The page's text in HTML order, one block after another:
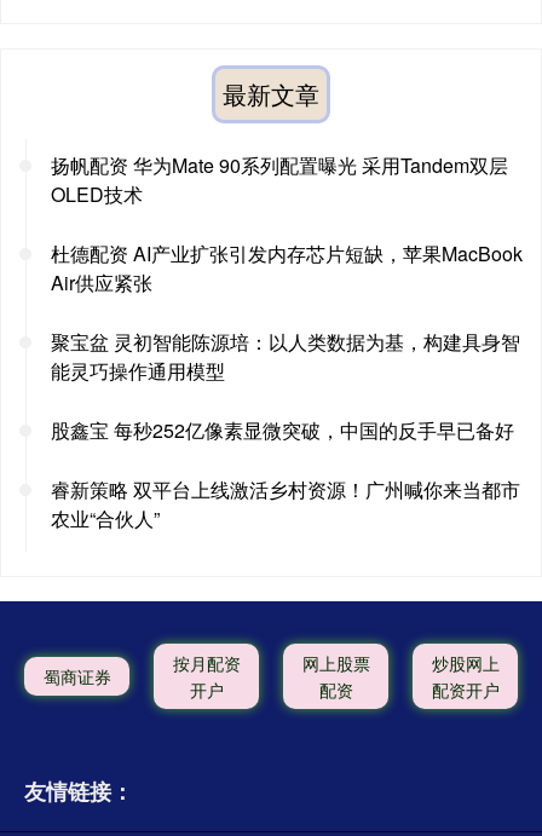
最新文章
扬帆配资 华为Mate 90系列配置曝光 采用Tandem双层
OLED技术
杜德配资 AI产业扩张引发内存芯片短缺，苹果MacBook
Air供应紧张
聚宝盆 灵初智能陈源培：以人类数据为基，构建具身智
能灵巧操作通用模型
股鑫宝 每秒252亿像素显微突破，中国的反手早已备好
睿新策略 双平台上线激活乡村资源！广州喊你来当都市
农业“合伙人”
蜀商证券
按月配资
开户
网上股票
配资
炒股网上
配资开户
友情链接：